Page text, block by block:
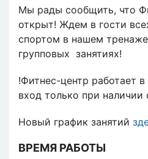
Мы рады сообщить, что
открыт! Ждем в гости
спортом в нашем
групповых занятиях!
!Фитнес-центр работает
вход только при наличии
Новый график занятий
ВРЕМЯ РАБОТЫ